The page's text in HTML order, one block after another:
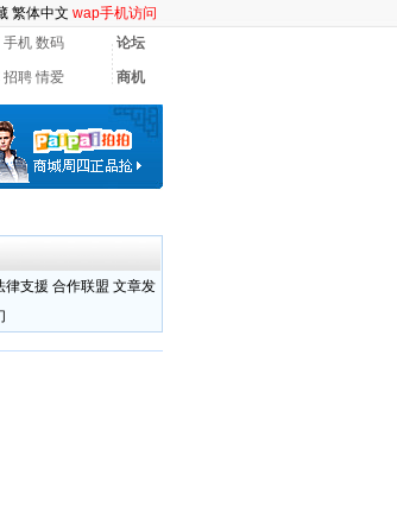
繁体中文 wap手机访问
手机 数码 论坛
招聘 情爱 商机
律支援 合作联盟 文章发